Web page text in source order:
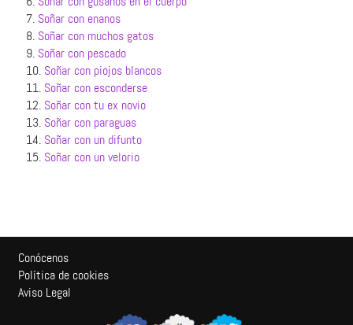
7. Soñar con enanos
8. Soñar con muchos gatos
9. Soñar con pescado
10. Soñar con piojos blancos
11. Soñar con esconderse
12. Soñar con tu ex novio
13. Soñar con paraguas
14. Soñar con un difunto
15. Soñar con un velorio
Conócenos
Política de cookies
Aviso Legal